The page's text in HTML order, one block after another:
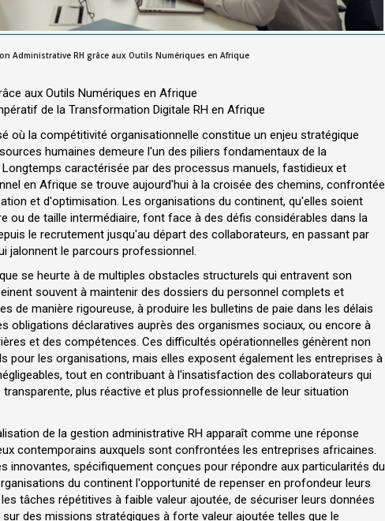
Administrative RH grâce aux Outils Numériques en Afrique
aux Outils Numériques en Afrique
de la Transformation Digitale RH en Afrique
où la compétitivité organisationnelle constitue un enjeu stratégique
humaines demeure l'un des piliers fondamentaux de la
caractérisée par des processus manuels, fastidieux et
en Afrique se trouve aujourd'hui à la croisée des chemins, confrontée
et d'optimisation. Les organisations du continent, qu'elles soient
ou de taille intermédiaire, font face à des défis considérables dans la
le recrutement jusqu'au départ des collaborateurs, en passant par
jalonnent le parcours professionnel.
se heurte à de multiples obstacles structurels qui entravent son
souvent à maintenir des dossiers du personnel complets et
de manière rigoureuse, à produire les bulletins de paie dans les délais
obligations déclaratives auprès des organismes sociaux, ou encore à
et des compétences. Ces difficultés opérationnelles génèrent non
pour les organisations, mais elles exposent également les entreprises à
tout en contribuant à l'insatisfaction des collaborateurs qui
plus réactive et plus professionnelle de leur situation
de la gestion administrative RH apparaît comme une réponse
contemporains auxquels sont confrontées les entreprises africaines.
innovantes, spécifiquement conçues pour répondre aux particularités du
du continent l'opportunité de repenser en profondeur leurs
tâches répétitives à faible valeur ajoutée, de sécuriser leurs données
des missions stratégiques à forte valeur ajoutée telles que le